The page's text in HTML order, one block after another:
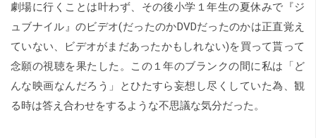
劇場に行くことは叶わず、その後小学１年生の夏休みで『ジ
ュブナイル』のビデオ(だったのかDVDだったのかは正直覚え
ていない、ビデオがまだあったかもしれない)を買って貰って
念願の視聴を果たした。この１年のブランクの間に私は「ど
んな映画なんだろう」とひたすら妄想し尽くしていた為、観
る時は答え合わせをするような不思議な気分だった。